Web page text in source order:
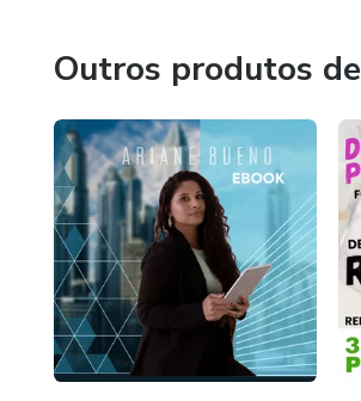
Outros produtos